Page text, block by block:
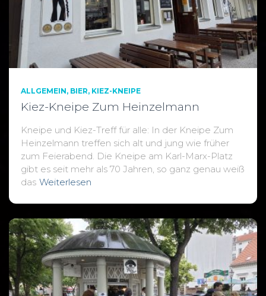
ALLGEMEIN BIER KIEZ-KNEIPE
Kiez-Kneipe Zum Heinzelmann
Kneipe und Kiez-Treff für alle: In der Kneipe Zum
Heinzelmann treffen sich alt und jung wie früher
zum Feierabend. Die Kneipe am Karl-Marx-Platz
gibt es seit mehr als 70 Jahren, so ganz genau weiß
das Weiterlesen